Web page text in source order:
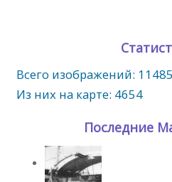
Всего изображений: 11485
Из них на карте: 4654
Последние